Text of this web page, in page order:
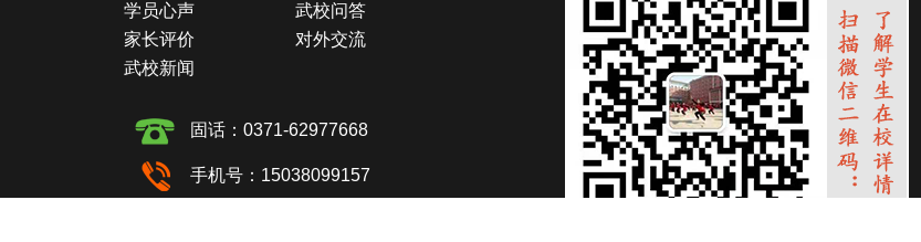
学员心声
武校问答
家长评价
对外交流
武校新闻
固话：0371-62977668
手机号：15038099157